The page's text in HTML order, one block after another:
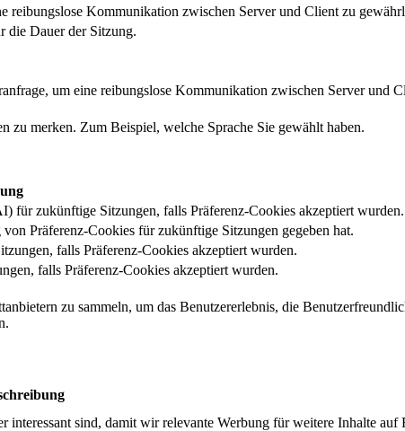
reibungslose Kommunikation zwischen Server und Client zu
die Dauer der Sitzung.
um eine reibungslose Kommunikation zwischen Server und
zu merken. Zum Beispiel, welche Sprache Sie gewählt haben.
für zukünftige Sitzungen, falls Präferenz-Cookies akzeptiert wurden.
Präferenz-Cookies für zukünftige Sitzungen gegeben hat.
falls Präferenz-Cookies akzeptiert wurden.
falls Präferenz-Cookies akzeptiert wurden.
zu sammeln, um das Benutzererlebnis, die
sind, damit wir relevante Werbung für weitere Inhalte auf